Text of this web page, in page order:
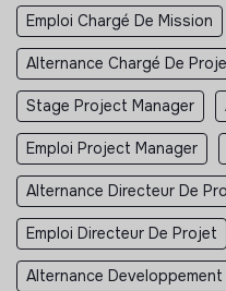
Emploi Chargé De Mission
Alternance Chargé De
Stage Project Manager
Emploi Project Manager
Alternance Directeur De
Emploi Directeur De Projet
Alternance Developpement